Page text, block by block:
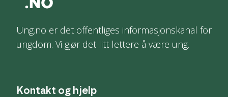
Ung.no er det offentliges informasjonskanal for
ungdom. Vi gjør det litt lettere å være ung.
Kontakt og hjelp